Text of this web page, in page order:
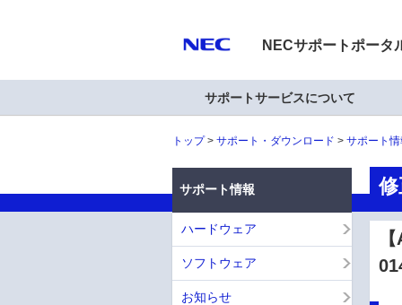
NECサポートポータ
サポートサービスについて
トップ サポート・ダウンロード サポート
サポート情報
ハードウェア
ソフトウェア
お知らせ